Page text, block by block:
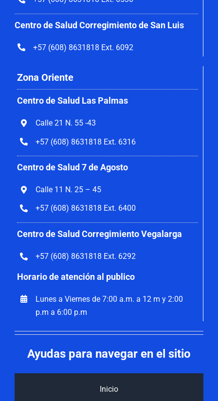
Centro de Salud Corregimiento de San Luis
+57 (608) 8631818 Ext. 6092
Zona Oriente
Centro de Salud Las Palmas
Calle 21 N. 55 -43
+57 (608) 8631818 Ext. 6316
Centro de Salud 7 de Agosto
Calle 11 N. 25 – 45
+57 (608) 8631818 Ext. 6400
Centro de Salud Corregimiento Vegalarga
+57 (608) 8631818 Ext. 6292
Horario de atención al publico
Lunes a Viernes de 7:00 a.m. a 12 m y 2:00
p.m a 6:00 p.m
Ayudas para navegar en el sitio
Inicio